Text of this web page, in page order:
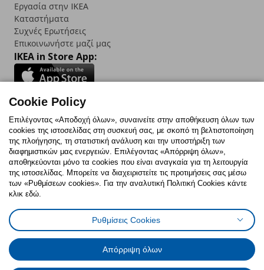
Εργασία στην IKEA
Καταστήματα
Συχνές Ερωτήσεις
Επικοινωνήστε μαζί μας
IKEA in Store App:
Follow us:
FacebookInstagram
TikTokYoutubePinterestTwitter
Πολιτική CookiesΔήλωση ψηφιακής προσβασιμότητας
Ρυθμίσεις cookiesΌροι Χρήσης
Γενική Πολιτική Προσωπικών Δεδομένων
Πολιτική Προσωπικών Δεδομένων για ΙΚΕΑ.gr
Κώδικας Καταναλωτικής Δεοντολογίας
Cookie Policy
Επιλέγοντας «Αποδοχή όλων», συναινείτε στην αποθήκευση όλων των
cookies της ιστοσελίδας στη συσκευή σας, με σκοπό τη βελτιστοποίηση
της πλοήγησης, τη στατιστική ανάλυση και την υποστήριξη των
διαφημιστικών μας ενεργειών. Επιλέγοντας «Απόρριψη όλων»,
αποθηκεύονται μόνο τα cookies που είναι αναγκαία για τη λειτουργία
της ιστοσελίδας. Μπορείτε να διαχειριστείτε τις προτιμήσεις σας μέσω
των «Ρυθμίσεων cookies». Για την αναλυτική Πολιτική Cookies κάντε
κλικ εδώ.
Ρυθμίσεις Cookies
Απόρριψη όλων